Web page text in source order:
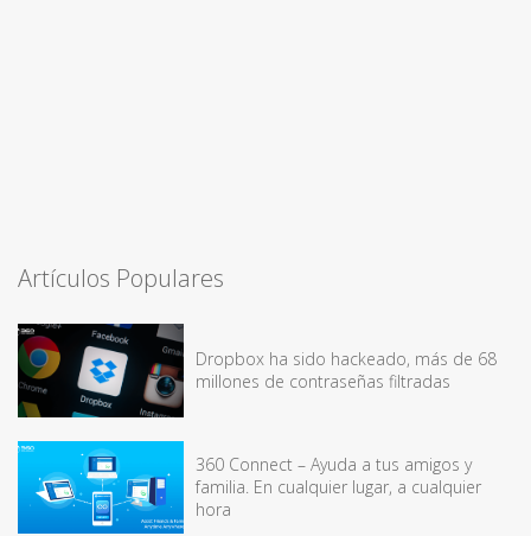
Artículos Populares
Dropbox ha sido hackeado, más de 68
millones de contraseñas filtradas
360 Connect – Ayuda a tus amigos y
familia. En cualquier lugar, a cualquier
hora